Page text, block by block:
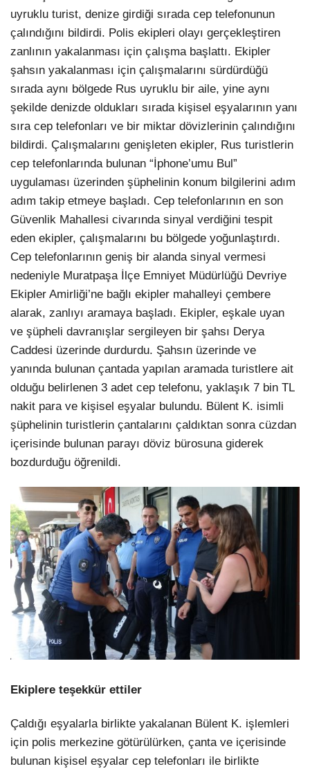
uyruklu turist, denize girdiği sırada cep telefonunun
çalındığını bildirdi. Polis ekipleri olayı gerçekleştiren
zanlının yakalanması için çalışma başlattı. Ekipler
şahsın yakalanması için çalışmalarını sürdürdüğü
sırada aynı bölgede Rus uyruklu bir aile, yine aynı
şekilde denizde oldukları sırada kişisel eşyalarının yanı
sıra cep telefonları ve bir miktar dövizlerinin çalındığını
bildirdi. Çalışmalarını genişleten ekipler, Rus turistlerin
cep telefonlarında bulunan “İphone’umu Bul”
uygulaması üzerinden şüphelinin konum bilgilerini adım
adım takip etmeye başladı. Cep telefonlarının en son
Güvenlik Mahallesi civarında sinyal verdiğini tespit
eden ekipler, çalışmalarını bu bölgede yoğunlaştırdı.
Cep telefonlarının geniş bir alanda sinyal vermesi
nedeniyle Muratpaşa İlçe Emniyet Müdürlüğü Devriye
Ekipler Amirliği’ne bağlı ekipler mahalleyi çembere
alarak, zanlıyı aramaya başladı. Ekipler, eşkale uyan
ve şüpheli davranışlar sergileyen bir şahsı Derya
Caddesi üzerinde durdurdu. Şahsın üzerinde ve
yanında bulunan çantada yapılan aramada turistlere ait
olduğu belirlenen 3 adet cep telefonu, yaklaşık 7 bin TL
nakit para ve kişisel eşyalar bulundu. Bülent K. isimli
şüphelinin turistlerin çantalarını çaldıktan sonra cüzdan
içerisinde bulunan parayı döviz bürosuna giderek
bozdurduğu öğrenildi.
Ekiplere teşekkür ettiler
Çaldığı eşyalarla birlikte yakalanan Bülent K. işlemleri
için polis merkezine götürülürken, çanta ve içerisinde
bulunan kişisel eşyalar cep telefonları ile birlikte